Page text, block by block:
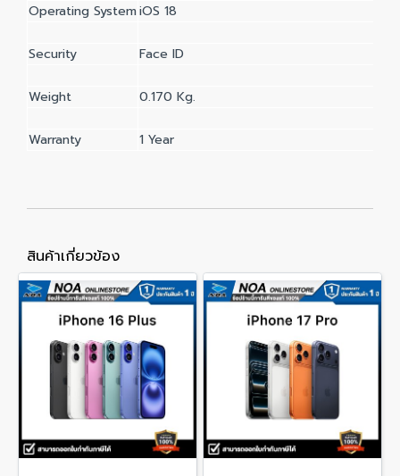
Operating SystemiOS 18
Security Face ID
Weight 0.170 Kg.
Warranty 1 Year
สินค้าเกี่ยวข้อง